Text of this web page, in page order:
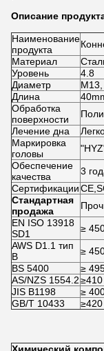
Описание
Наименование
продукта
Материал
Уровень
4.8
Диаметр
Длина
Обработка
поверхности
Лечение дна
Маркировка
головы
Обеспечение
качества
3
Сертификации
Стандартная
продажа
EN ISO 13918
SD1
≥
AWS D1.1 тип
B
≥
BS 5400
≥
AS/NZS 1554.2
JIS B1198
≥
GB/T 10433